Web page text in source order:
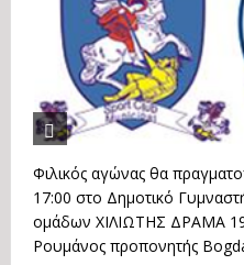
Φιλικός αγώνας θα
17:00 στο Δημοτικό
ομάδων ΧΙΛΙΩΤΗΣ ΔΡΑΜΑ
Ρουμάνος προπονητής